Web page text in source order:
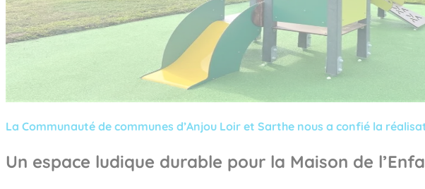
Notre entreprise
Notre équipe
Nos univers
Parcours de santé
Stadium Arena
Équipements sportifs
Mobilier urbain
Accessoires ludiques
Nos clients
Établissements scolaires
Architectes, Paysagistes-concepteurs
Camping et résidences de vacances
Des aires intergénérationnelles de convivialité
Des aires de jeux pour tous les enfants
La végétalisation des cours d’école
Réalisations
Contact
Les questions fréquentes
La Communauté de communes d’Anjou Loir et Sarthe nous a confié la
Un espace ludique durable pour la Maison de